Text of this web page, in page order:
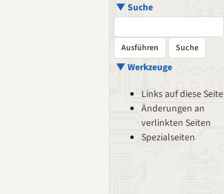
▼ Suche
▼ Werkzeuge
Links auf diese Seite
Änderungen an
verlinkten Seiten
Spezialseiten